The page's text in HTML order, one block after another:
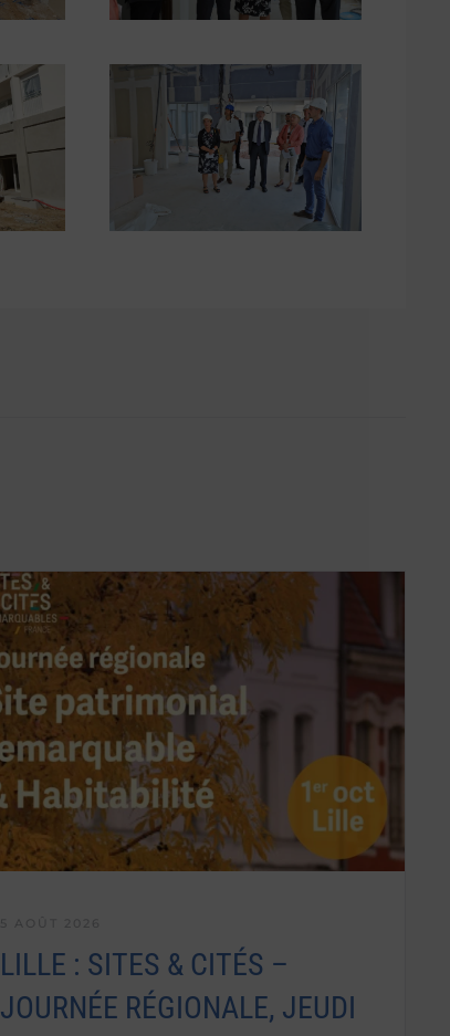
OUVRIR
LILLE : SITES & CITÉS –
JOURNÉE RÉGIONALE, JEUDI